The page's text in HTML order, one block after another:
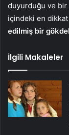
duyurduğu ve bir
içindeki en
edilmiş bir
İlgili Makaleler